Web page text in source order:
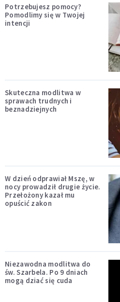
Potrzebujesz pomocy?
Pomodlimy się w Twojej
intencji
Skuteczna modlitwa w
sprawach trudnych i
beznadziejnych
W dzień odprawiał Mszę, w
nocy prowadził drugie życie.
Przełożony kazał mu
opuścić zakon
Niezawodna modlitwa do
św. Szarbela. Po 9 dniach
mogą dziać się cuda